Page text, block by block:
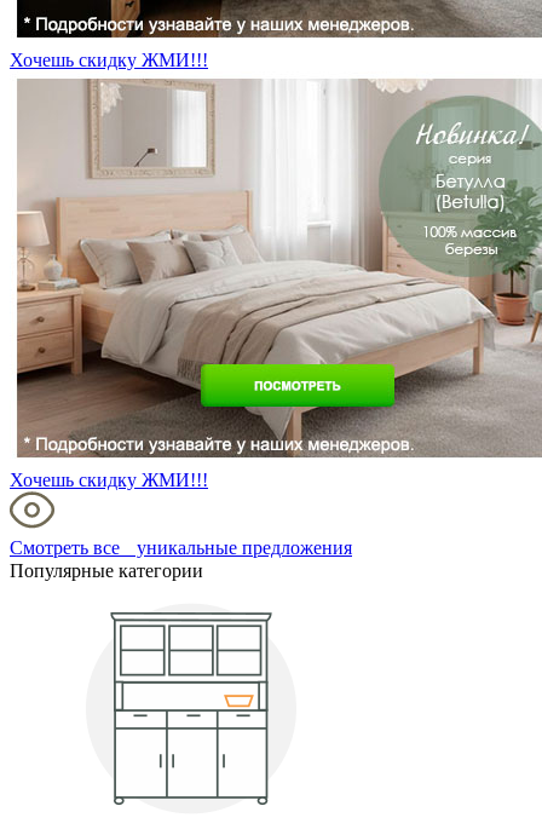
Хочешь скидку ЖМИ!!!
Хочешь скидку ЖМИ!!!
Смотреть все уникальные предложения
Популярные категории